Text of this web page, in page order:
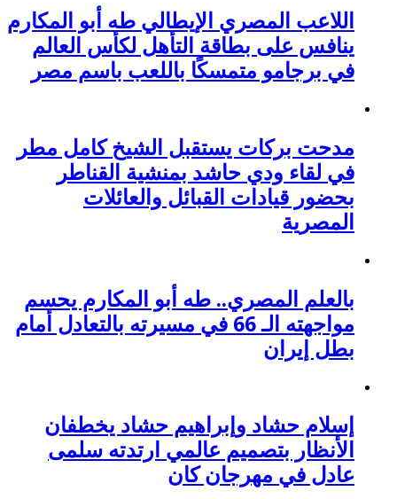
اللاعب المصري الإيطالي طه أبو المكارم
ينافس على بطاقة التأهل لكأس العالم
في برجامو متمسكًا باللعب باسم مصر
مدحت بركات يستقبل الشيخ كامل مطر
في لقاء ودي حاشد بمنشية القناطر
بحضور قيادات القبائل والعائلات
المصرية
بالعلم المصري.. طه أبو المكارم يحسم
مواجهته الـ 66 في مسيرته بالتعادل أمام
بطل إيران
إسلام حشاد وإبراهيم حشاد يخطفان
الأنظار بتصميم عالمي ارتدته سلمى
عادل في مهرجان كان